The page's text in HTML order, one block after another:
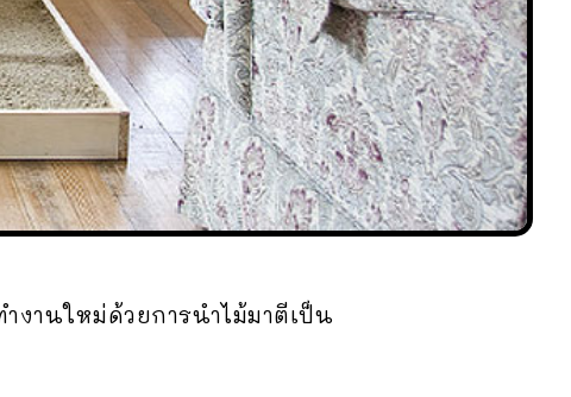
งานใหม่ด้วยการนำไม้มาตีเป็น